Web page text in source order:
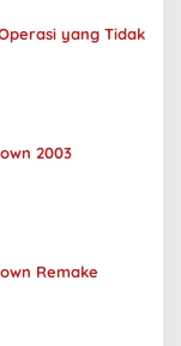
yang Tidak
2003
Remake